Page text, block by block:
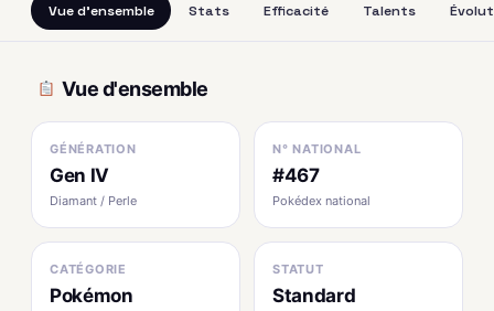
Vue d'ensemble Stats Efficacité Talents
Vue d'ensemble
GÉNÉRATION
Gen IV
Diamant / Perle
N° NATIONAL
#467
Pokédex national
CATÉGORIE
Pokémon
STATUT
Standard